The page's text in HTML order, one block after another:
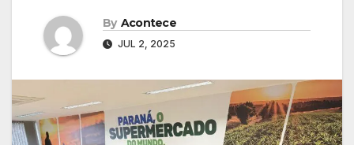
By Acontece
JUL 2, 2025